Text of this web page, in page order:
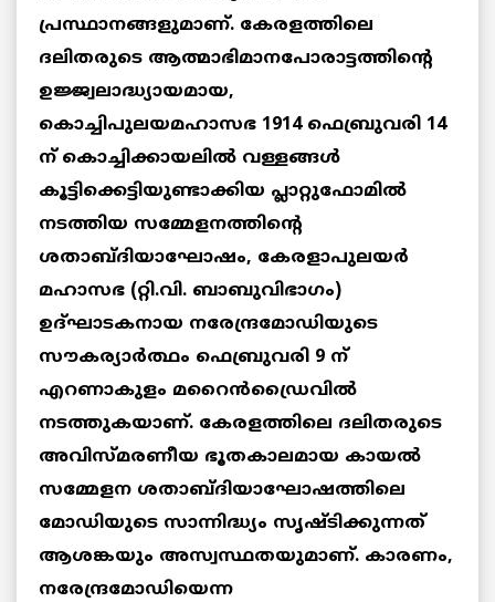
പ്രസ്ഥാനങ്ങളുമാണ്. കേരളത്തിലെ
ദലിതരുടെ ആത്മാഭിമാനപോരാട്ടത്തിന്റെ
ഉജ്ജ്വലാദ്ധ്യായമായ,
കൊച്ചിപുലയമഹാസഭ 1914 ഫെബ്രുവരി 14
ന് കൊച്ചിക്കായലില്‍ വള്ളങ്ങള്‍
കൂട്ടിക്കെട്ടിയുണ്ടാക്കിയ പ്ലാറ്റുഫോമില്‍
നടത്തിയ സമ്മേളനത്തിന്റെ
ശതാബ്ദിയാഘോഷം, കേരളാപുലയര്‍
മഹാസഭ (റ്റി.വി. ബാബുവിഭാഗം)
ഉദ്ഘാടകനായ നരേന്ദ്രമോഡിയുടെ
സൗകര്യാര്‍ത്ഥം ഫെബ്രുവരി 9 ന്
എറണാകുളം മറൈന്‍ഡ്രൈവില്‍
നടത്തുകയാണ്. കേരളത്തിലെ ദലിതരുടെ
അവിസ്മരണീയ ഭൂതകാലമായ കായല്‍
സമ്മേളന ശതാബ്ദിയാഘോഷത്തിലെ
മോഡിയുടെ സാന്നിദ്ധ്യം സൃഷ്ടിക്കുന്നത്
ആശങ്കയും അസ്വസ്ഥതയുമാണ്. കാരണം,
നരേന്ദ്രമോഡിയെന്ന